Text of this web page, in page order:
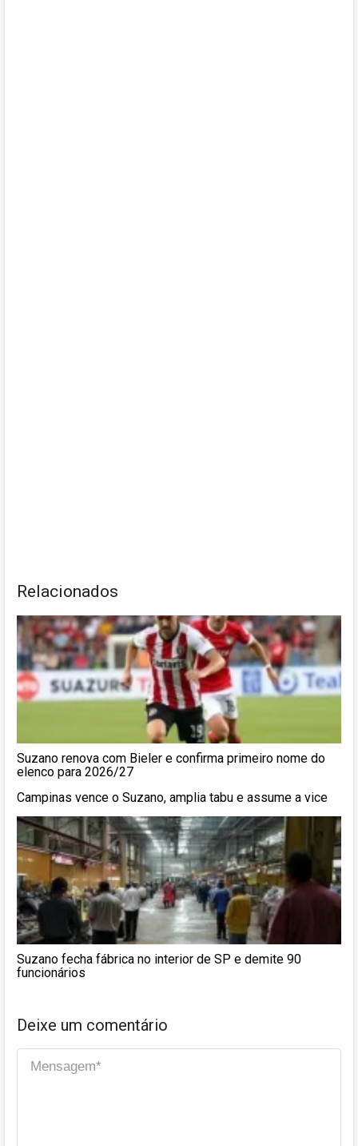
Relacionados
Suzano renova com Bieler e confirma primeiro nome do
elenco para 2026/27
Campinas vence o Suzano, amplia tabu e assume a vice
Suzano fecha fábrica no interior de SP e demite 90
funcionários
Deixe um comentário